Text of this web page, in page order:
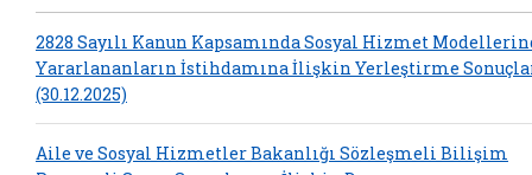
2828 Sayılı Kanun Kapsamında Sosyal Hizmet
Yararlananların İstihdamına İlişkin Yerleştirme
(30.12.2025)
Aile ve Sosyal Hizmetler Bakanlığı Sözleşmeli Bilişim